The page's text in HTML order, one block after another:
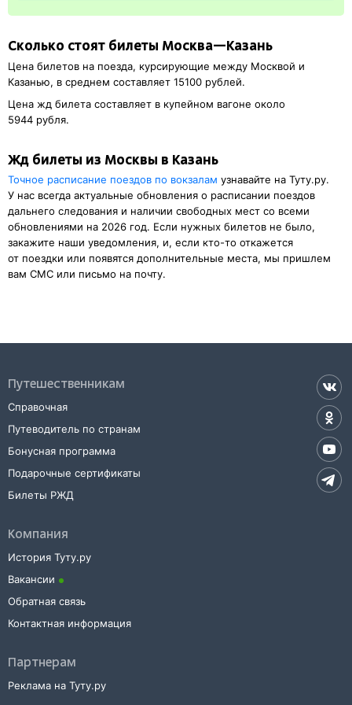
Сколько стоят билеты Москва—Казань
Цена билетов на поезда, курсирующие между Москвой и
Казанью, в среднем составляет 15100 рублей.
Цена жд билета составляет в купейном вагоне около
5944 рубля.
Жд билеты из Москвы в Казань
Точное расписание поездов по вокзалам узнавайте на Туту.ру.
У нас всегда актуальные обновления о расписании поездов
дальнего следования и наличии свободных мест со всеми
обновлениями на 2026 год. Если нужных билетов не было,
закажите наши уведомления, и, если кто-то откажется
от поездки или появятся дополнительные места, мы пришлем
вам СМС или письмо на почту.
Путешественникам
Справочная
Путеводитель по странам
Бонусная программа
Подарочные сертификаты
Билеты РЖД
Компания
История Туту.ру
Вакансии
Обратная связь
Контактная информация
Партнерам
Реклама на Туту.ру